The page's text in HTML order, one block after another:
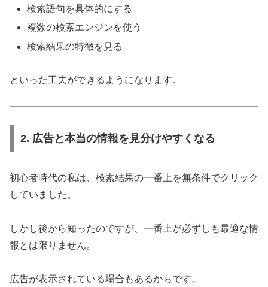
検索語句を具体的にする
複数の検索エンジンを使う
検索結果の特徴を見る
といった工夫ができるようになります。
2. 広告と本当の情報を見分けやすくなる
初心者時代の私は、検索結果の一番上を無条件でクリック
していました。
しかし後から知ったのですが、一番上が必ずしも最適な情
報とは限りません。
広告が表示されている場合もあるからです。